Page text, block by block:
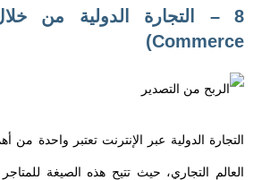
Commerce)
التجارة الدولية عبر الإنترنت تعتبر واحدة من
العالم التجاري، حيث تتيح هذه الصيغة